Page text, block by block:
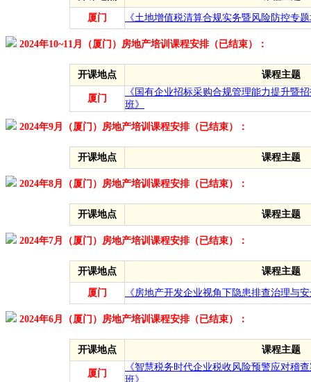
厦门 《土地增值税清算合规实务暨风险防控专
2024年10~11月（厦门）房地产培训课程安排（已结束）：
开课地点 课程主题
厦门
《国有企业招标采购合规管理能力提升暨
班》
2024年9月（厦门）房地产培训课程安排（已结束）：
开课地点 课程主题
2024年8月（厦门）房地产培训课程安排（已结束）：
开课地点 课程主题
2024年7月（厦门）房地产培训课程安排（已结束）：
开课地点 课程主题
厦门 《房地产开发企业视角下隐患排查治理与
2024年6月（厦门）房地产培训课程安排（已结束）：
开课地点 课程主题
厦门
《智慧税务时代企业税收风险预警应对稽
班》